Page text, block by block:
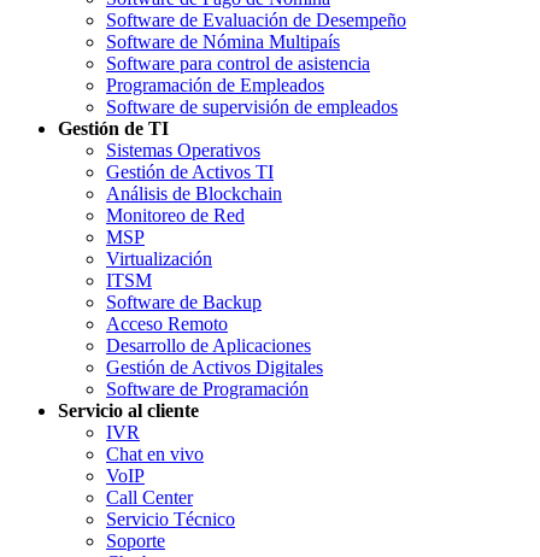
Software de Evaluación de Desempeño
Software de Nómina Multipaís
Software para control de asistencia
Programación de Empleados
Software de supervisión de empleados
Gestión de TI
Sistemas Operativos
Gestión de Activos TI
Análisis de Blockchain
Monitoreo de Red
MSP
Virtualización
ITSM
Software de Backup
Acceso Remoto
Desarrollo de Aplicaciones
Gestión de Activos Digitales
Software de Programación
Servicio al cliente
IVR
Chat en vivo
VoIP
Call Center
Servicio Técnico
Soporte